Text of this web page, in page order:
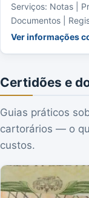
Serviços: Notas |
Documentos |
Ver informações
Certidões e
Guias práticos
cartorários — o
custos.